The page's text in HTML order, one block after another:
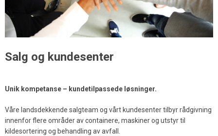
Salg og kundesenter
Unik kompetanse – kundetilpassede løsninger.
Våre landsdekkende salgteam og vårt kundesenter tilbyr rådgivning
innenfor flere områder av containere, maskiner og utstyr til
kildesortering og behandling av avfall.